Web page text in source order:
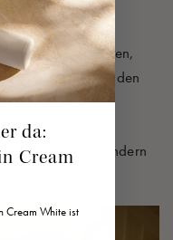
Vor allem
wie Bohnen,
möglich vermeiden
zu irritieren.
Fenchel- oder
sondern
wirken.
da:
Cream
Cream White ist